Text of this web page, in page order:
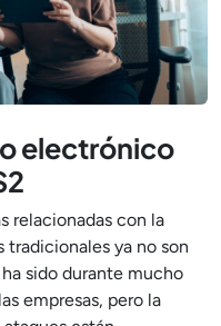
electrónico
relacionadas con la
ya no son
sido durante mucho
empresas, pero la